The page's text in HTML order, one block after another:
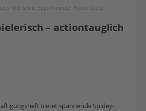
– actiontauglich
Und Seine Superfreunde: Meine Coole
bietet spannende Spidey-